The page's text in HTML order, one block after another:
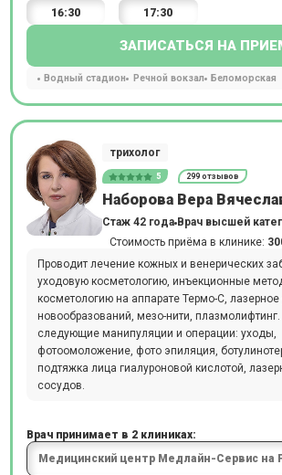
16:30 17:30
ЗАПИСАТЬСЯ НА
Водный стадион Речной вокзал Беломорская
трихолог
5 299 отзывов
Наборова Вера
Стаж 42 года Врач высшей
Стоимость приёма в клинике:
Проводит лечение кожных и венерических
уходовую косметологию, инъекционные
косметологию на аппарате Термо-С,
новообразований, мезо-нити,
следующие манипуляции и операции: уходы,
фотоомоложение, фото эпиляция,
подтяжка лица гиалуроновой кислотой,
сосудов.
Врач принимает в 2 клиниках: